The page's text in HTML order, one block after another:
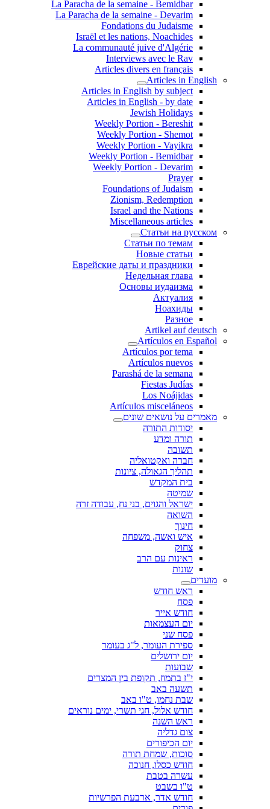
La Paracha de la semaine - Bemidbar
La Paracha de la semaine - Devarim
Fondations du Judaisme
Israël et les nations, Noachides
La communauté juive d'Algérie
Interviews avec le Rav
Articles divers en français
Articles in English
Articles in English by subject
Articles in English - by date
Jewish Holidays
Weekly Portion - Bereshit
Weekly Portion - Shemot
Weekly Portion - Vayikra
Weekly Portion - Bemidbar
Weekly Portion - Devarim
Prayer
Foundations of Judaism
Zionism, Redemption
Israel and the Nations
Miscellaneous articles
Статьи на русском
Статьи по темам
Новые статьи
Еврейские даты и праздники
Недельная глава
Основы иудаизма
Актуалия
Ноахиды
Разное
Artikel auf deutsch
Artículos en Español
Artículos por tema
Artículos nuevos
Parashá de la semana
Fiestas Judías
Los Noájidas
Artículos misceláneos
מאמרים על נושאים שונים
יסודות התורה
תורה ומדע
תשובה
חברה ואקטואליה
תהליך הגאולה, ציונות
בית המקדש
שמיטה
ישראל והגוים, בני נח, עבודה זרה
השואה
חינוך
איש ואשה, משפחה
צחוק
ראינות עם הרב
שונות
מועדים
ראש חודש
פסח
חודש אייר
יום העצמאות
פסח שני
ספירת העומר, ל"ג בעומר
יום ירושלים
שבועות
י"ז בתמוז, תקופת בין המצרים
תשעה באב
שבת נחמו, ט"ו באב
חודש אלול, חגי תשרי, ימים נוראים
ראש השנה
צום גדליה
יום הכיפורים
סוכות, שמחת תורה
חודש כסלו, חנוכה
עשרה בטבת
ט"ו בשבט
חודש אדר, ארבעת הפרשיות